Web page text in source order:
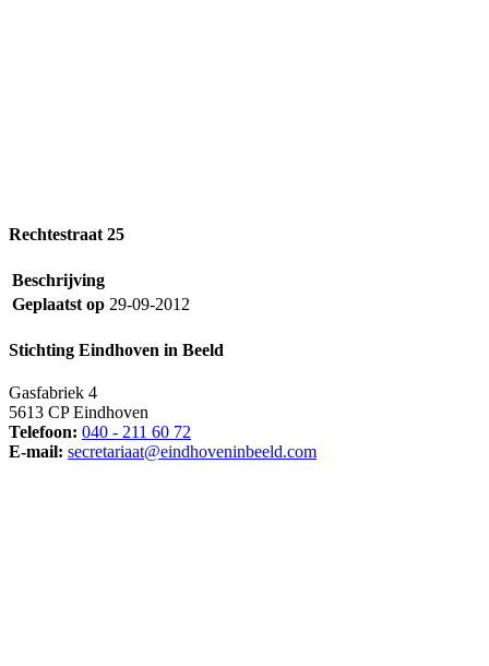
Rechtestraat 25
Beschrijving
Geplaatst op 29-09-2012
Stichting Eindhoven in Beeld
Gasfabriek 4
5613 CP Eindhoven
Telefoon: 040 - 211 60 72
E-mail: secretariaat@eindhoveninbeeld.com